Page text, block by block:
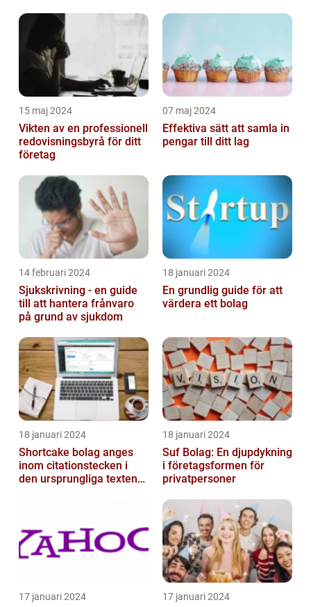
15 maj 2024
Vikten av en professionell
redovisningsbyrå för ditt
företag
07 maj 2024
Effektiva sätt att samla in
pengar till ditt lag
14 februari 2024
Sjukskrivning - en guide
till att hantera frånvaro
på grund av sjukdom
18 januari 2024
En grundlig guide för att
värdera ett bolag
18 januari 2024
Shortcake bolag anges
inom citationstecken i
den ursprungliga texten
18 januari 2024
Suf Bolag: En djupdykning
i företagsformen för
privatpersoner
17 januari 2024 17 januari 2024